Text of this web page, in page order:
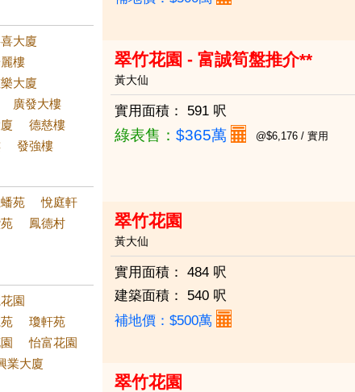
大廈
樓
大廈
廣發大樓
德慈樓
發強樓
苑
悅庭軒
鳳德村
園
瓊軒苑
怡富花園
業大廈
翠竹花園 - 富誠筍盤推介**
黃大仙
實用面積： 591 呎
綠表售： $365萬 @$6,176 / 實用
翠竹花園
黃大仙
實用面積：
484 呎
建築面積：
540 呎
補地價：$500萬
翠竹花園